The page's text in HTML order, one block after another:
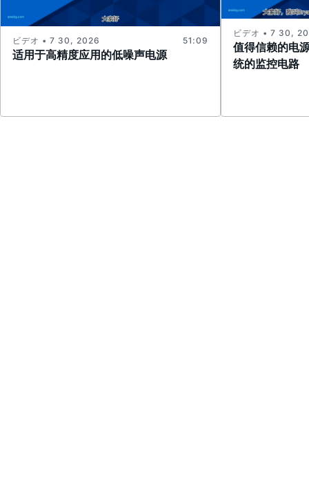
适用于高精度应用的低噪声电源
ビデオ • 7 30, 2026 51:09
值得信赖的电
统的监控电路
ビデオ • 7 30,